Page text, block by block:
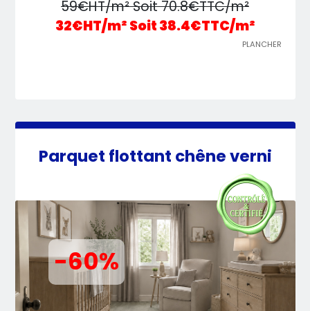
59€HT/m² Soit 70.8€TTC/m²
32€HT/m² Soit 38.4€TTC/m²
PLANCHER
Parquet flottant chêne verni
-60%